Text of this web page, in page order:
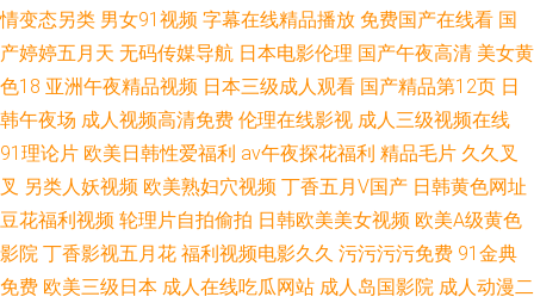
情变态另类 男女91视频 字幕在线精品播放 免费国产在线看 国
产婷婷五月天 无码传媒导航 日本电影伦理 国产午夜高清 美女黄
色18 亚洲午夜精品视频 日本三级成人观看 国产精品第12页 日
韩午夜场 成人视频高清免费 伦理在线影视 成人三级视频在线
91理论片 欧美日韩性爱福利 av午夜探花福利 精品毛片 久久叉
叉 另类人妖视频 欧美熟妇穴视频 丁香五月V国产 日韩黄色网址
豆花福利视频 轮理片自拍偷拍 日韩欧美美女视频 欧美A级黄色
影院 丁香影视五月花 福利视频电影久久 污污污污免费 91金典
免费 欧美三级日本 成人在线吃瓜网站 成人岛国影院 成人动漫二